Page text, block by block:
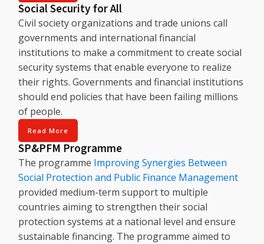
Social Security for All
Civil society organizations and trade unions call
governments and international financial
institutions to make a commitment to create social
security systems that enable everyone to realize
their rights. Governments and financial institutions
should end policies that have been failing millions
of people.
Read More
SP&PFM Programme
The programme Improving Synergies Between
Social Protection and Public Finance Management
provided medium-term support to multiple
countries aiming to strengthen their social
protection systems at a national level and ensure
sustainable financing. The programme aimed to